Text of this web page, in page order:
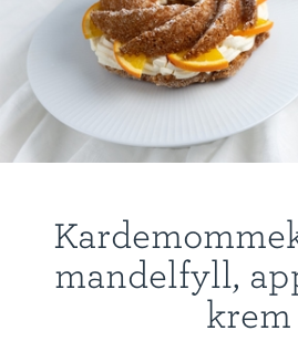
mandelfyll,
krem